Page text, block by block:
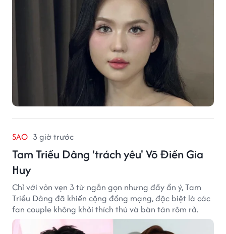
SAO 3 giờ trước
Tam Triều Dâng 'trách yêu' Võ Điền Gia
Huy
Chỉ với vỏn vẹn 3 từ ngắn gọn nhưng đầy ẩn ý, Tam
Triều Dâng đã khiến cộng đồng mạng, đặc biệt là các
fan couple không khỏi thích thú và bàn tán rôm rả.